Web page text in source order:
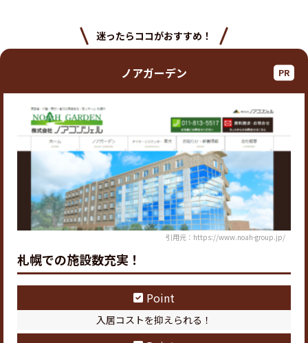
迷ったらココがおすすめ！
ノアガーデン
引用元：https://www.noah-group.jp/
札幌での施設数充実！
Point
入居コストを抑えられる！